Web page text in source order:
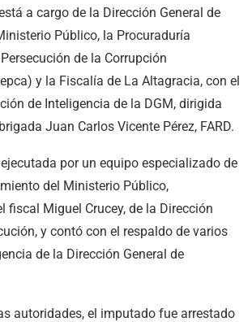
a cargo de la Dirección General de
Público, la Procuraduría
de la Corrupción
y la Fiscalía de La Altagracia, con el
de Inteligencia de la DGM, dirigida
Juan Carlos Vicente Pérez, FARD.
por un equipo especializado de
del Ministerio Público,
fiscal Miguel Crucey, de la Dirección
y contó con el respaldo de varios
de la Dirección General de
autoridades, el imputado fue arrestado